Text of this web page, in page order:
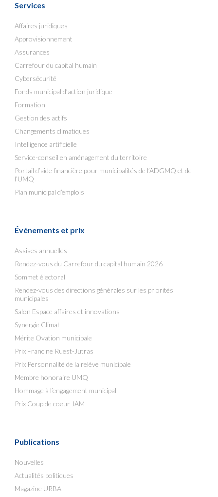
Services
Affaires juridiques
Approvisionnement
Assurances
Carrefour du capital humain
Cybersécurité
Fonds municipal d’action juridique
Formation
Gestion des actifs
Changements climatiques
Intelligence artificielle
Service-conseil en aménagement du territoire
Portail d’aide financière pour municipalités de l’ADGMQ et de
l’UMQ
Plan municipal d’emplois
Événements et prix
Assises annuelles
Rendez-vous du Carrefour du capital humain 2026
Sommet électoral
Rendez-vous des directions générales sur les priorités
municipales
Salon Espace affaires et innovations
Synergie Climat
Mérite Ovation municipale
Prix Francine Ruest-Jutras
Prix Personnalité de la relève municipale
Membre honoraire UMQ
Hommage à l’engagement municipal
Prix Coup de coeur JAM
Publications
Nouvelles
Actualités politiques
Magazine URBA